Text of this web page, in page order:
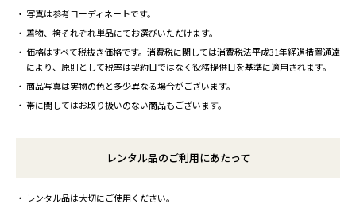
写真は参考コーディネートです。
着物、袴それぞれ単品にてお選びいただけます。
価格はすべて税抜き価格です。消費税に関しては消費税法平成31年経過措置通達
により、原則として税率は契約日ではなく役務提供日を基準に適用されます。
商品写真は実物の色と多少異なる場合がございます。
帯に関してはお取り扱いのない商品もございます。
レンタル品のご利用にあたって
レンタル品は大切にご使用ください。